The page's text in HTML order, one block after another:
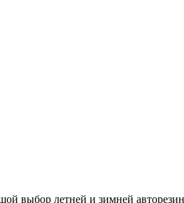
летней и зимней